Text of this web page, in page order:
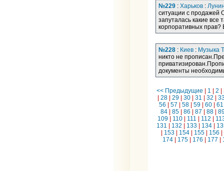
№229 : Харьков :
ситуации с продажей
запуталась какие
корпоративных
№228 : Киев : Музыка
никто не
документы
<< Предыдущие 1 2
28| 29| 30| 31 32
56
57 58| 59| 60| 61
84| 85| 86 87 88|
109
110 111 112
131
132 133| 134|
153| 154| 155| 156
174
175 176 177